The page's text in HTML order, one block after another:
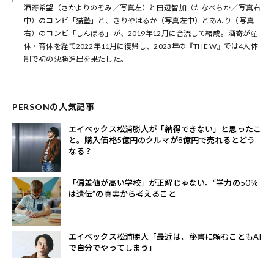
酒寄希望（さかよりのぞみ／写真左）と田辺智加（たなべちか／写真右
中）のコンビ「猫塾」と、きりやはるか（写真左中）とあんり（写真
右）のコンビ「しんぼる」が、2019年12月に合流して結成。酒寄が産
休・育休を経て2022年11月に復帰し、2023年の『THE W』では4人体
制で初の決勝進出を果たした。
PERSONの人気記事
エイベックス松浦勝人が「納得できない」と思ったこ
と。購入価格5億円のクルマが8億円で売れるとどう
なる？
「偏差値が高い学校」が正解じゃない。“学力の50％
は遺伝”の真実から考えること
エイベックス松浦勝人「最近は、秘書に頼むこともAI
で自分でやってしまう」